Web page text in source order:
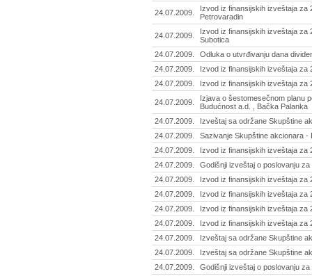
24.07.2009.
Izvod iz finansijskih izveštaja za
Petrovaradin
24.07.2009.
Izvod iz finansijskih izveštaja za
Subotica
24.07.2009.
Odluka o utvrđivanju dana
24.07.2009.
Izvod iz finansijskih izveštaja za
24.07.2009.
Izvod iz finansijskih izveštaja za
24.07.2009.
Izjava o šestomesečnom planu
Budućnost a.d. , Bačka Palanka
24.07.2009.
Izveštaj sa održane Skupštine
24.07.2009.
Sazivanje Skupštine akcionara
24.07.2009.
Izvod iz finansijskih izveštaja za
24.07.2009.
Godišnji izveštaj o poslovanju
24.07.2009.
Izvod iz finansijskih izveštaja za
24.07.2009.
Izvod iz finansijskih izveštaja za
24.07.2009.
Izvod iz finansijskih izveštaja za
24.07.2009.
Izvod iz finansijskih izveštaja za
24.07.2009.
Izveštaj sa održane Skupštine
24.07.2009.
Izveštaj sa održane Skupštine
24.07.2009.
Godišnji izveštaj o poslovanju